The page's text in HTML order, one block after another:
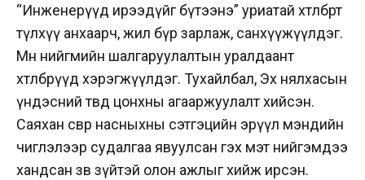
“Инженерүүд ирээдүйг бүтээнэ” уриатай хөтөлбөртөө
түлхүү анхаарч, жил бүр зарлаж, санхүүжүүлдэг.
Мөн нийгмийн шалгаруулалтын уралдаант
хөтөлбөрүүд хэрэгжүүлдэг. Тухайлбал, Эх нялхасын
үндэсний төвд цонхны агааржуулалт хийсэн.
Саяхан өсвөр насныхны сэтгэцийн эрүүл мэндийн
чиглэлээр судалгаа явуулсан гэх мэт нийгэмдээ
хандсан зөв зүйтэй олон ажлыг хийж ирсэн.